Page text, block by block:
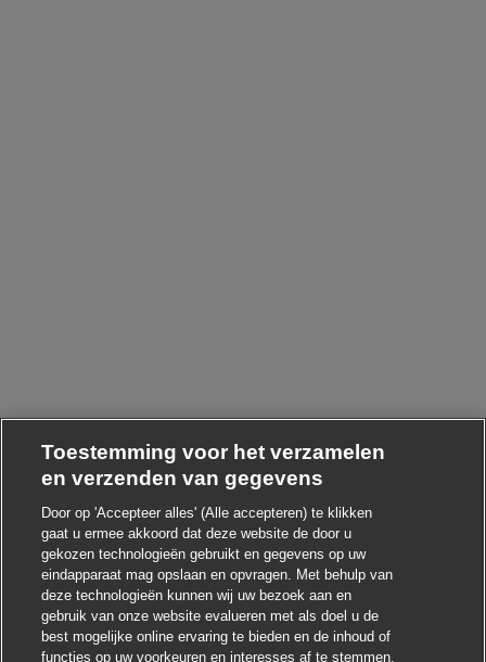
Toestemming voor het verzamelen
en verzenden van gegevens
Door op 'Accepteer alles' (Alle accepteren) te klikken
gaat u ermee akkoord dat deze website de door u
gekozen technologieën gebruikt en gegevens op uw
eindapparaat mag opslaan en opvragen. Met behulp van
deze technologieën kunnen wij uw bezoek aan en
gebruik van onze website evalueren met als doel u de
best mogelijke online ervaring te bieden en de inhoud of
functies op uw voorkeuren en interesses af te stemmen.
Hoi ! Heb je interesse in deze baan? Chatbot-melding